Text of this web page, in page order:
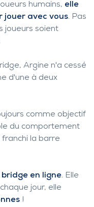
humains, elle
jouer avec vous. Pas
joueurs soient
Argine n'a cessé
d'une à deux
comme objectif
du comportement
franchi la barre
bridge en ligne. Elle
jour, elle
!